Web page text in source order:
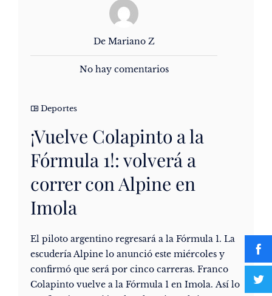
De Mariano Z
No hay comentarios
Deportes
¡Vuelve Colapinto a la
Fórmula 1!: volverá a
correr con Alpine en
Imola
El piloto argentino regresará a la Fórmula 1. La
escudería Alpine lo anunció este miércoles y
confirmó que será por cinco carreras. Franco
Colapinto vuelve a la Fórmula 1 en Imola. Así lo